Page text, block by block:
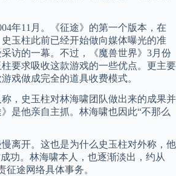
11月。《征途》的第一个版本，在
玉柱此前已经开始做向媒体曝光的准
访的一幕。不过，《魔兽世界》3月份
要求吸收这款游戏的一些优点。更主要
戏做成完全的道具收费模式。
史玉柱对林海啸团队做出来的成果并
是他亲自主抓。林海啸也因此“不那么
开。这也是为什么史玉柱对外称，他
功。林海啸本人，也逐渐淡出，约从
征途网络具体事务。